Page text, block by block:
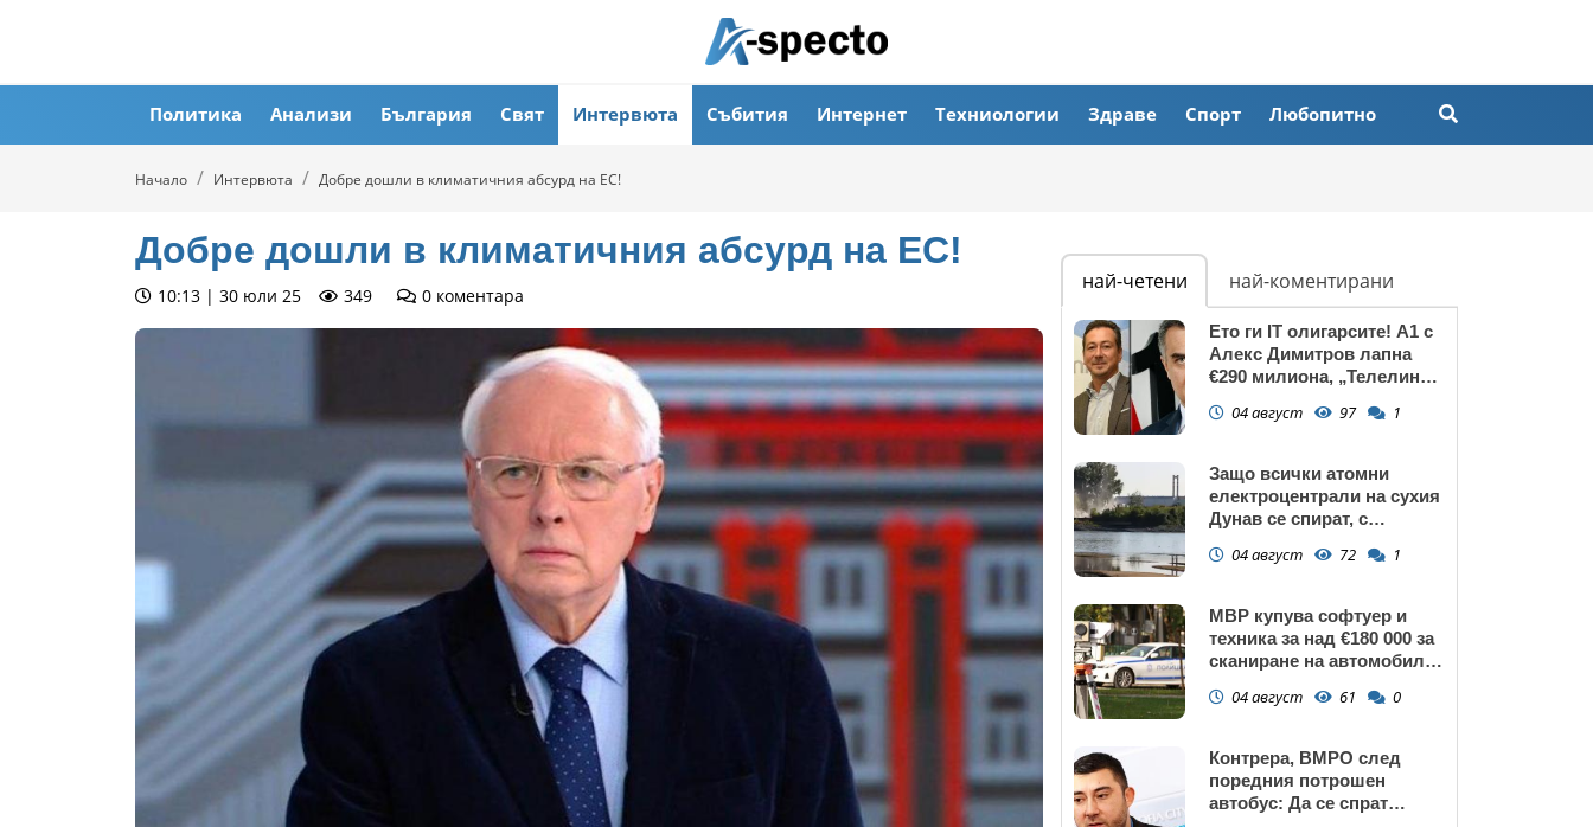
Политика Анализи България Свят Интервюта Събития Интернет Техниологии Здраве Спорт Любопитно
Начало Интервюта Добре дошли в климатичния абсурд на ЕС!
Добре дошли в климатичния абсурд на ЕС!
10:13 | 30 юли 25 349 0 коментара
най-четени най-коментирани
Ето ги IT олигарсите! А1 с
Алекс Димитров лапна
€290 милиона, „Телелинк”
млн. евро БЕЗ
04 август 97 1
Защо всички атомни
електроцентрали на сухия
Дунав се спират, с
"Козлодуй"?
04 август 72 1
МВР купува софтуер и
техника за над €180 000 за
сканиране на автомобили
04 август 61 0
Контрера, ВМРО след
поредния потрошен
автобус: Да се спрат